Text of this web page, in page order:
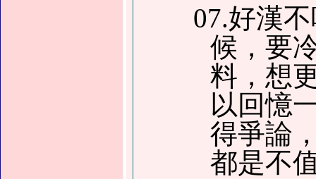
07.好漢
候，要
料，想
以回憶
得爭論
都是不